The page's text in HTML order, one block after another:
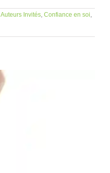
Auteurs Invités, Confiance en soi,